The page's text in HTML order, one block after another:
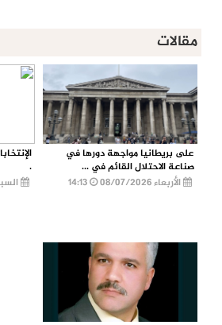
مقالات
على بريطانيا مواجهة دورها في
صناعة الاحتلال القائم في ...
الأربعاء 08/07/2026
.
السبت